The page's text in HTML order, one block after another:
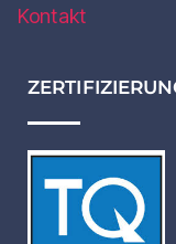
Kontakt